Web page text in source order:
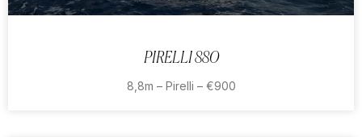
PIRELLI 880
8,8m – Pirelli – €900